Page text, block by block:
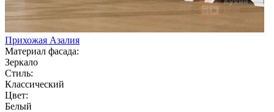
Прихожая Азалия
Материал фасада:
Зеркало
Стиль:
Классический
Цвет:
Белый